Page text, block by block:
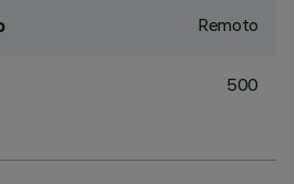
Remoto
500